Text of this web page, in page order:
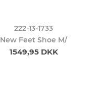
222-13-1733
New Feet Shoe M/
1549,95 DKK